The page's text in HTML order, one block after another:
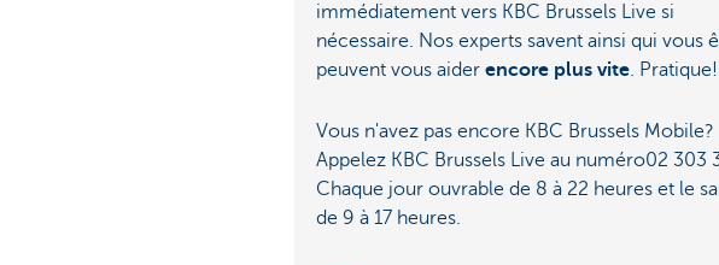
immédiatement vers KBC Brussels Live si
nécessaire. Nos experts savent ainsi qui vous
peuvent vous aider encore plus vite. Pratique!
Vous n'avez pas encore KBC Brussels Mobile?
Appelez KBC Brussels Live au numéro02 303
Chaque jour ouvrable de 8 à 22 heures et le
de 9 à 17 heures.